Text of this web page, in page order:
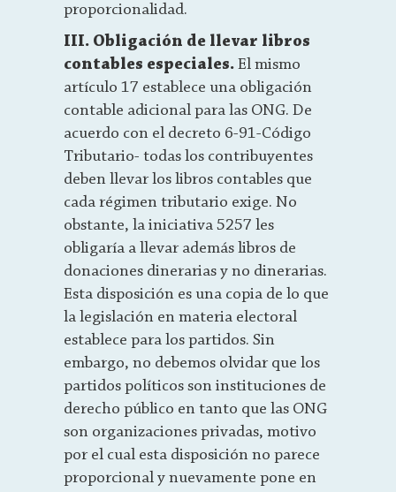
proporcionalidad.
III. Obligación de llevar libros
contables especiales. El mismo
artículo 17 establece una obligación
contable adicional para las ONG. De
acuerdo con el decreto 6-91-Código
Tributario- todas los contribuyentes
deben llevar los libros contables que
cada régimen tributario exige. No
obstante, la iniciativa 5257 les
obligaría a llevar además libros de
donaciones dinerarias y no dinerarias.
Esta disposición es una copia de lo que
la legislación en materia electoral
establece para los partidos. Sin
embargo, no debemos olvidar que los
partidos políticos son instituciones de
derecho público en tanto que las ONG
son organizaciones privadas, motivo
por el cual esta disposición no parece
proporcional y nuevamente pone en